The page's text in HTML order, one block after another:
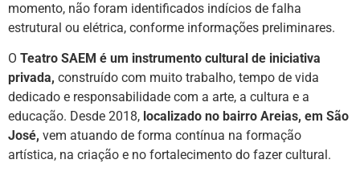
momento, não foram identificados indícios de falha
estrutural ou elétrica, conforme informações preliminares.
O Teatro SAEM é um instrumento cultural de iniciativa
privada, construído com muito trabalho, tempo de vida
dedicado e responsabilidade com a arte, a cultura e a
educação. Desde 2018, localizado no bairro Areias, em São
José, vem atuando de forma contínua na formação
artística, na criação e no fortalecimento do fazer cultural.